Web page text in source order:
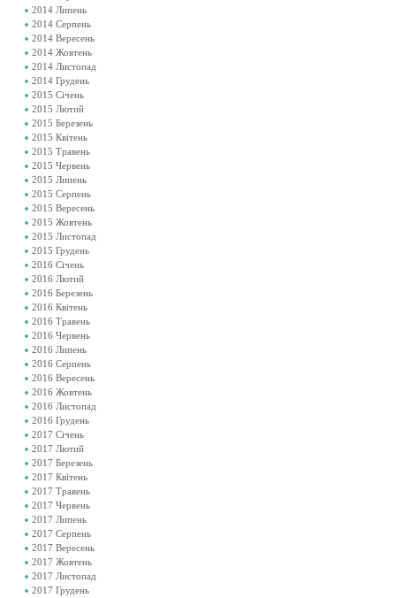
2014 Липень
2014 Серпень
2014 Вересень
2014 Жовтень
2014 Листопад
2014 Грудень
2015 Січень
2015 Лютий
2015 Березень
2015 Квітень
2015 Травень
2015 Червень
2015 Липень
2015 Серпень
2015 Вересень
2015 Жовтень
2015 Листопад
2015 Грудень
2016 Січень
2016 Лютий
2016 Березень
2016 Квітень
2016 Травень
2016 Червень
2016 Липень
2016 Серпень
2016 Вересень
2016 Жовтень
2016 Листопад
2016 Грудень
2017 Січень
2017 Лютий
2017 Березень
2017 Квітень
2017 Травень
2017 Червень
2017 Липень
2017 Серпень
2017 Вересень
2017 Жовтень
2017 Листопад
2017 Грудень